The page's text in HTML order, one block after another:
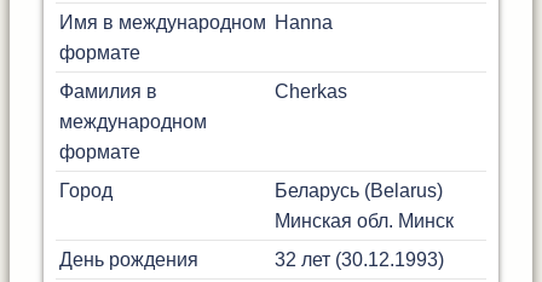
Имя в международном
формате
Hanna
Фамилия в
международном
формате
Cherkas
Город
Беларусь (Belarus)
Минская обл. Минск
День рождения
32 лет (30.12.1993)